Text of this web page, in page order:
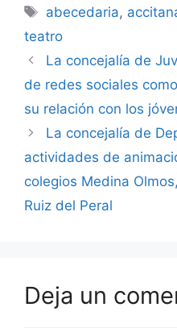
Etiquetas
abecedaria,
teatro
La concejalía de
de redes sociales
su relación con los
La concejalía de
actividades de
colegios Medina
Ruiz del Peral
Deja un